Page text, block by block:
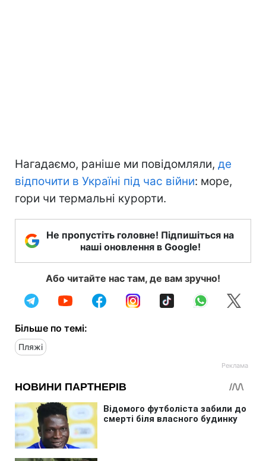
Нагадаємо, раніше ми повідомляли, де
відпочити в Україні під час війни: море,
гори чи термальні курорти.
Не пропустіть головне! Підпишіться на
наші оновлення в Google!
Або читайте нас там, де вам зручно!
Більше по темі:
Пляжі